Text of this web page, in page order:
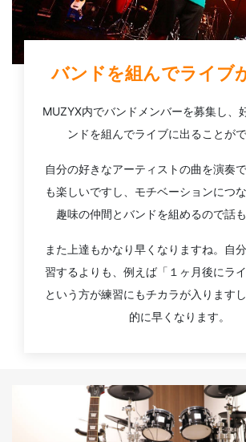
バンドを組んでライブ
MUZYX内でバンドメンバーを募集し、
ンドを組んでライブに出ることがで
自分の好きなアーティストの曲を演奏
も楽しいですし、モチベーションにつ
趣味の仲間とバンドを組めるので話も
また上達もかなり早くなりますね。自
習するよりも、例えば「１ヶ月後にライ
という方が練習にもチカラが入ります
的に早くなります。